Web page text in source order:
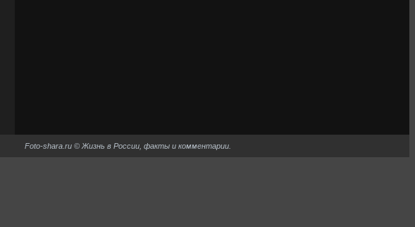
Foto-shara.ru © Жизнь в России, факты и комментарии.